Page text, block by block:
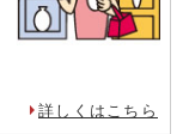
詳しくはこちら